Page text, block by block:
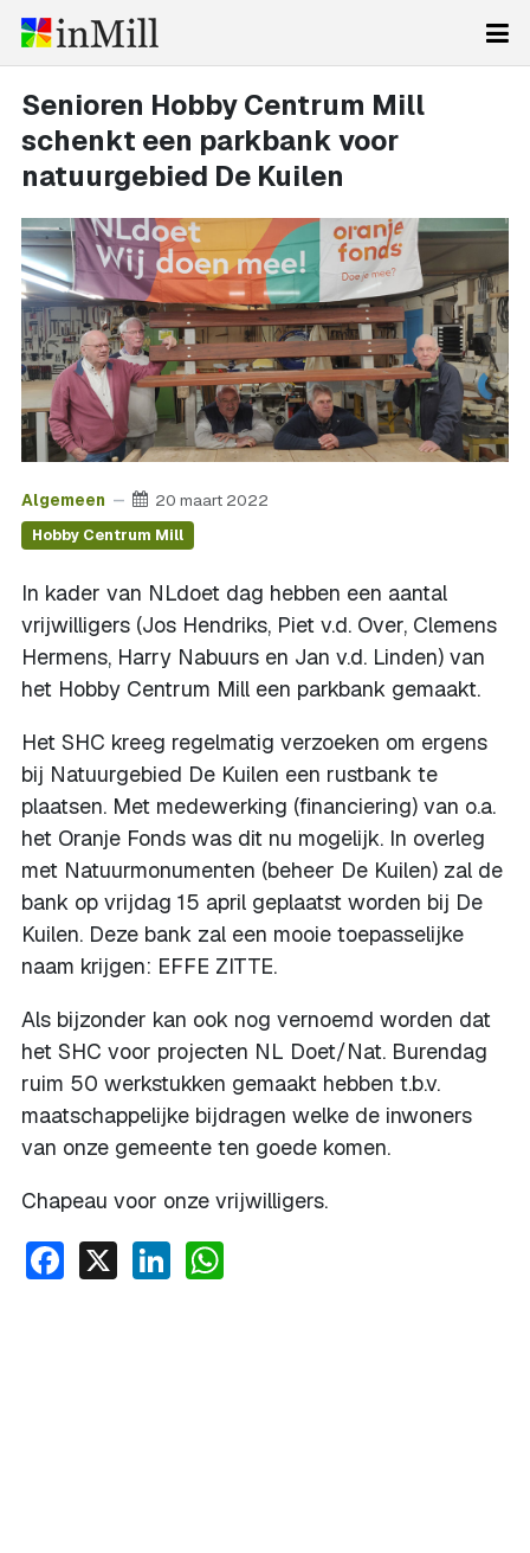
Senioren Hobby Centrum Mill
schenkt een parkbank voor
natuurgebied De Kuilen
Algemeen 20 maart 2022
Hobby Centrum Mill
In kader van NLdoet dag hebben een aantal
vrijwilligers (Jos Hendriks, Piet v.d. Over, Clemens
Hermens, Harry Nabuurs en Jan v.d. Linden) van
het Hobby Centrum Mill een parkbank gemaakt.
Het SHC kreeg regelmatig verzoeken om ergens
bij Natuurgebied De Kuilen een rustbank te
plaatsen. Met medewerking (financiering) van o.a.
het Oranje Fonds was dit nu mogelijk. In overleg
met Natuurmonumenten (beheer De Kuilen) zal de
bank op vrijdag 15 april geplaatst worden bij De
Kuilen. Deze bank zal een mooie toepasselijke
naam krijgen: EFFE ZITTE.
Als bijzonder kan ook nog vernoemd worden dat
het SHC voor projecten NL Doet/Nat. Burendag
ruim 50 werkstukken gemaakt hebben t.b.v.
maatschappelijke bijdragen welke de inwoners
van onze gemeente ten goede komen.
Chapeau voor onze vrijwilligers.
Facebook
X LinkedIn